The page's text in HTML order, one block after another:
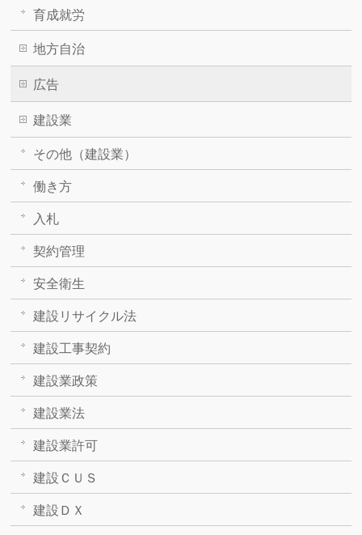
育成就労
地方自治
広告
建設業
その他（建設業）
働き方
入札
契約管理
安全衛生
建設リサイクル法
建設工事契約
建設業政策
建設業法
建設業許可
建設ＣＵＳ
建設ＤＸ